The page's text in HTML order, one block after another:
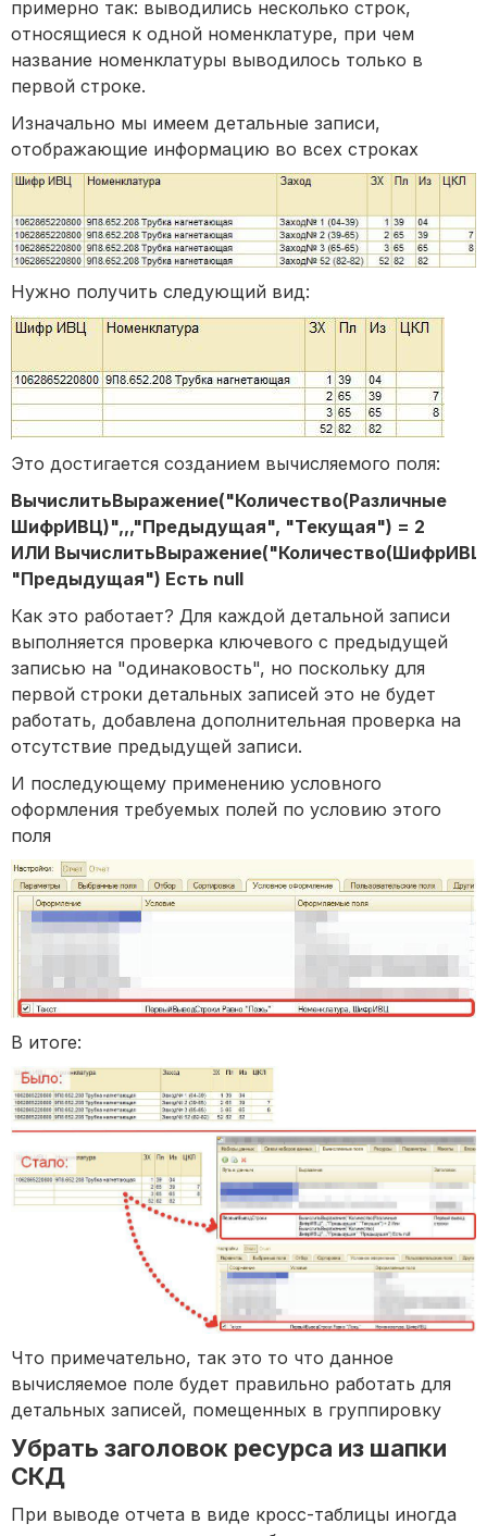
примерно так: выводились несколько строк,
относящиеся к одной номенклатуре, при чем
название номенклатуры выводилось только в
первой строке.
Изначально мы имеем детальные записи,
отображающие информацию во всех строках
Нужно получить следующий вид:
Это достигается созданием вычисляемого поля:
ВычислитьВыражение("Количество(Различные
ШифрИВЦ)",,,"Предыдущая", "Текущая") = 2
ИЛИ
"Предыдущая") Есть null
Как это работает? Для каждой детальной записи
выполняется проверка ключевого с предыдущей
записью на "одинаковость", но поскольку для
первой строки детальных записей это не будет
работать, добавлена дополнительная проверка на
отсутствие предыдущей записи.
И последующему применению условного
оформления требуемых полей по условию этого
поля
В итоге:
Что примечательно, так это то что данное
вычисляемое поле будет правильно работать для
детальных записей, помещенных в группировку
Убрать заголовок ресурса из шапки
СКД
При выводе отчета в виде кросс-таблицы иногда